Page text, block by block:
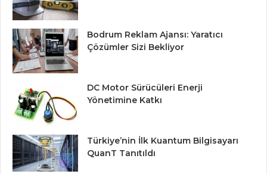
Bodrum Reklam Ajansı: Yaratıcı
Çözümler Sizi Bekliyor
DC Motor Sürücüleri Enerji
Yönetimine Katkı
Türkiye’nin İlk Kuantum Bilgisayarı
QuanT Tanıtıldı